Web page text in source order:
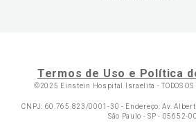
Termos de Uso e Política
©2025 Einstein Hospital Israelita -TODOS
CNPJ: 60.765.823/0001-30 - Endereço: Av.
São Paulo - SP - 05652-